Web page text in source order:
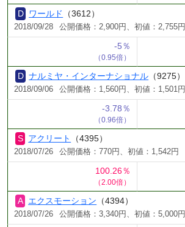
ワールド （3612）
2018/09/28 公開価格：2,900円、初値：2,755円
-5％
（0.95倍）
ナルミヤ・インターナショナル （9275）
2018/09/06 公開価格：1,560円、初値：1,501円
-3.78％
（0.96倍）
アクリート （4395）
2018/07/26 公開価格：770円、初値：1,542円
100.26％
（2.00倍）
エクスモーション （4394）
2018/07/26 公開価格：3,340円、初値：5,000円